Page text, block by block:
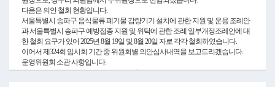
다음은 의안 철회 현황입니다.
서울특별시 송파구 음식물류 폐기물 감량기기 설치에 관한 지원 및 운용 조례안
과 서울특별시 송파구 예방접종 지원 및 위탁에 관한 조례 일부개정조례안에 대
한 철회 요구가 있어 2025년 8월 19일 및 8월 20일 자로 각각 철회하였습니다.
이어서 제324회 임시회 기간 중 위원회별 의안심사내역을 보고드리겠습니다.
운영위원회 소관 사항입니다.
서울특별시 송파구의회 의원 공무국외출장 규칙 전부개정규칙안 1건이 원안가